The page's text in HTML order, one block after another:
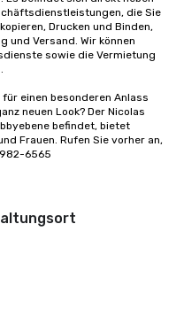
life.
die Sie
Drucken und Binden,
und Versand. Wir können
sowie die Vermietung
einen besonderen Anlass
neuen Look? Der Nicolas
befindet, bietet
Frauen. Rufen Sie vorher an,
982-6565